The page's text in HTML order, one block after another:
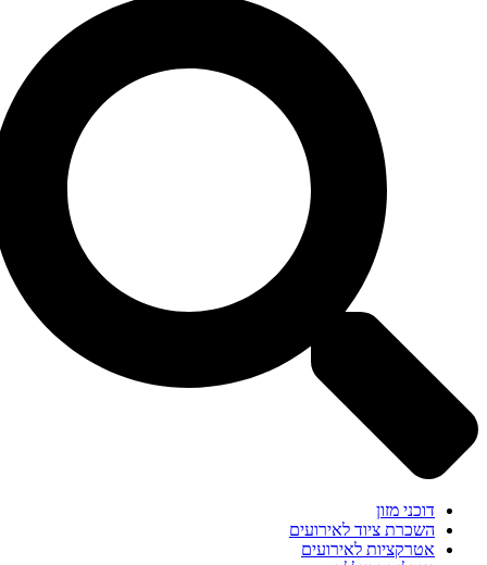
דוכני מזון
השכרת ציוד לאירועים
אטרקציות לאירועים